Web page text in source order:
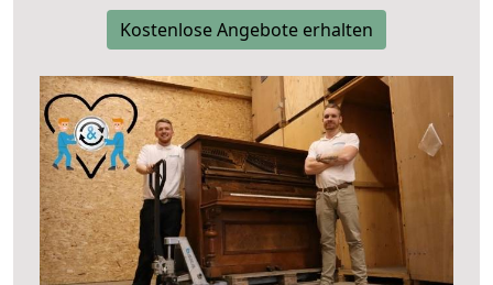
Kostenlose Angebote erhalten